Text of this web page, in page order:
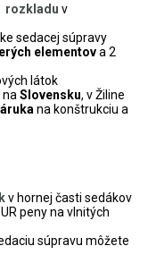
rozkladu v
sedacej súpravy
elementova 2
látok
Slovensku, v Žiline
na konštrukciu a
v hornej časti sedákov
peny na vlnitých
súpravu môžete